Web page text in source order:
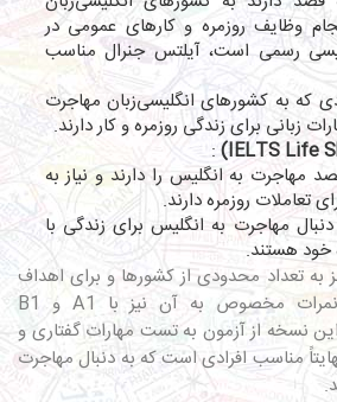
وظایف روزمره و کارهای عمومی در
رسمی است، آیلتس جنرال مناسب
که به کشورهای انگلیسی‌زبان مهاجرت
زبانی برای زندگی روزمره و کار دارند.
:
مهاجرت به انگلیس را دارند و نیاز به
تعاملات روزمره دارند.
مهاجرت به انگلیس برای زندگی با
خود هستند.
به تعداد محدودی از کشورها و برای اهداف
خاص ارائه می‌شود و نمرات مخصوص به آن نیز با A1 و B1
نسخه از آزمون به تست مهارات گفتاری و
مناسب افرادی است که به دنبال مهاجرت